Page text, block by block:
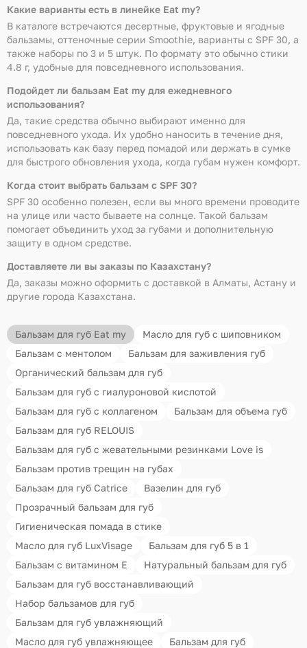
Какие варианты есть в линейке Eat my?
В каталоге встречаются десертные, фруктовые и ягодные
бальзамы, оттеночные серии Smoothie, варианты с SPF 30, а
также наборы по 3 и 5 штук. По формату это обычно стики
4.8 г, удобные для повседневного использования.
Подойдет ли бальзам Eat my для ежедневного
использования?
Да, такие средства обычно выбирают именно для
повседневного ухода. Их удобно наносить в течение дня,
использовать как базу перед помадой или держать в сумке
для быстрого обновления ухода, когда губам нужен комфорт.
Когда стоит выбрать бальзам с SPF 30?
SPF 30 особенно полезен, если вы много времени проводите
на улице или часто бываете на солнце. Такой бальзам
помогает объединить уход за губами и дополнительную
защиту в одном средстве.
Доставляете ли вы заказы по Казахстану?
Да, заказы можно оформить с доставкой в Алматы, Астану и
другие города Казахстана.
Бальзам для губ Eat my
Масло для губ с шиповником
Бальзам с ментолом
Бальзам для заживления губ
Органический бальзам для губ
Бальзам для губ с гиалуроновой кислотой
Бальзам для губ с коллагеном
Бальзам для объема губ
Бальзам для губ RELOUIS
Бальзам для губ с жевательными резинками Love is
Бальзам против трещин на губах
Бальзам для губ Catrice
Вазелин для губ
Прозрачный бальзам для губ
Гигиеническая помада в стике
Масло для губ LuxVisage
Бальзам для губ 5 в 1
Бальзам с витамином Е
Натуральный бальзам для губ
Бальзам для губ восстанавливающий
Набор бальзамов для губ
Бальзам для губ увлажняющий
Масло для губ увлажняющее
Бальзам для губ